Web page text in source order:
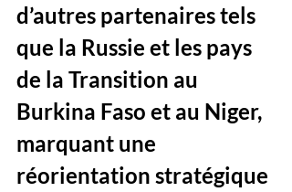
d’autres partenaires tels
que la Russie et les pays
de la Transition au
Burkina Faso et au Niger,
marquant une
réorientation stratégique